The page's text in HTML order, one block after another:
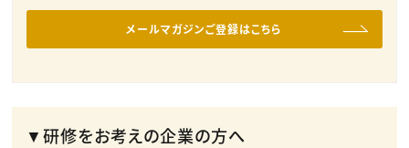
メールマガジンご登録はこちら
▼研修をお考えの企業の方へ